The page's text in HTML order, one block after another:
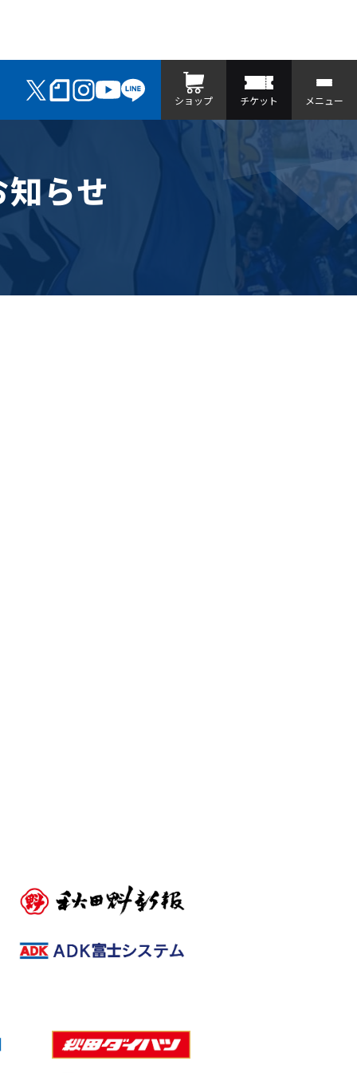
ショップ チケット メニュー
らせ